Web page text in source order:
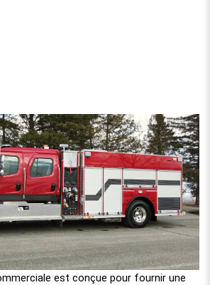
est conçue pour fournir une